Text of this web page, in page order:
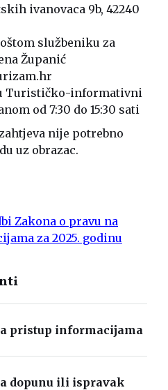
ivanovaca 9b, 42240
službeniku za
Županić
Turističko-informativni
od 7:30 do 15:30 sati
nije potrebno
uz obrazac.
Zakona o pravu na
za 2025. godinu
pristup informacijama
dopunu ili ispravak